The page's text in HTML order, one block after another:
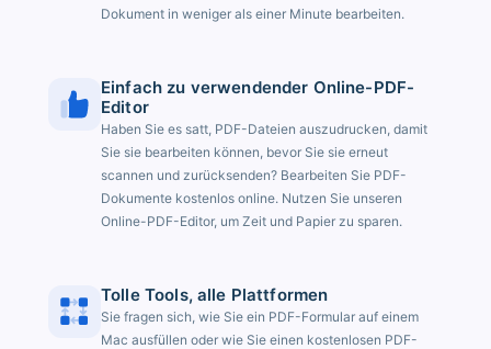
Dokument in weniger als einer Minute bearbeiten.
Einfach zu verwendender Online-PDF-
Editor
Haben Sie es satt, PDF-Dateien auszudrucken, damit
Sie sie bearbeiten können, bevor Sie sie erneut
scannen und zurücksenden? Bearbeiten Sie PDF-
Dokumente kostenlos online. Nutzen Sie unseren
Online-PDF-Editor, um Zeit und Papier zu sparen.
Tolle Tools, alle Plattformen
Sie fragen sich, wie Sie ein PDF-Formular auf einem
Mac ausfüllen oder wie Sie einen kostenlosen PDF-